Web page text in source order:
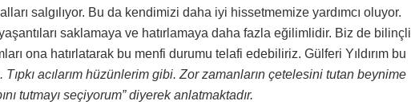
salgılıyor. Bu da kendimizi daha iyi hissetmemize yardımcı oluyor.
saklamaya ve hatırlamaya daha fazla eğilimlidir. Biz de bilinçli
ona hatırlatarak bu menfi durumu telafi edebiliriz. Gülferi Yıldırım bu
Tıpkı acılarım hüzünlerim gibi. Zor zamanların çetelesini tutan beynime
tutmayı seçiyorum” diyerek anlatmaktadır.